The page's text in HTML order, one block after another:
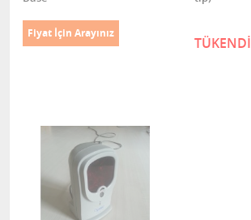
Fiyat İçin Arayınız
TÜKENDİ